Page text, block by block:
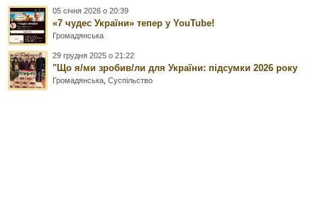
05 січня 2026 о 20:39
«7 чудес України» тепер у YouTube!
Громадянська
29 грудня 2025 о 21:22
"Що я/ми зробив/ли для України: підсумки 2026 року
Громадянська ,Суспільство